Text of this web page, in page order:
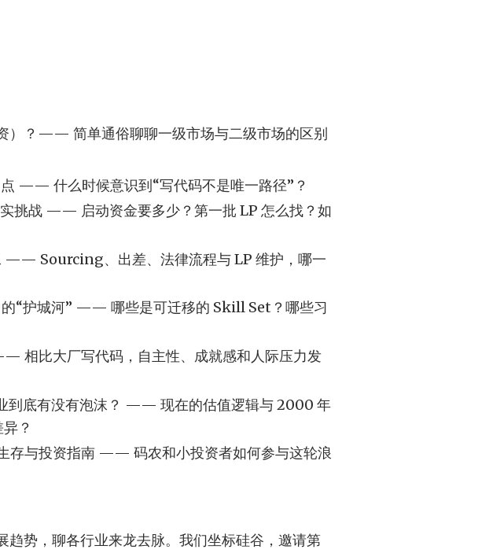
）？—— 简单通俗聊聊一级市场与二级市场的区别
—— 什么时候意识到“写代码不是唯一路径”？
实挑战 —— 启动资金要多少？第一批 LP 怎么找？如
—— Sourcing、出差、法律流程与 LP 维护，哪一
的“护城河” —— 哪些是可迁移的 Skill Set？哪些习
相比大厂写代码，自主性、成就感和人际压力发
到底有没有泡沫？ —— 现在的估值逻辑与 2000 年
？
存与投资指南 —— 码农和小投资者如何参与这轮浪
趋势，聊各行业来龙去脉。我们坐标硅谷，邀请第